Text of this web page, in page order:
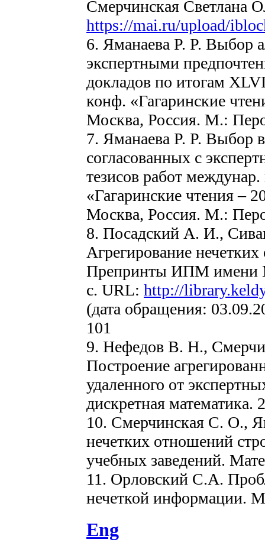
Смерчинская Светлана
https://mai.ru/upload/
6. Яманаева Р. Р. Выбор
экспертными
докладов по итогам
конф. «Гагаринские
Москва, Россия. М.:
7. Яманаева Р. Р. Выбор
согласованных с
тезисов работ
«Гагаринские чтения –
Москва, Россия. М.:
8. Посадский А. И.,
Агрегирование
Препринты ИПМ имени
с. URL: http://
(дата обращения:
101
9. Нефедов В. Н.,
Построение
удаленного от
дискретная
10. Смерчинская С. О.,
нечетких отношений
учебных заведений.
11. Орловский С.А.
нечеткой информации.
Eng